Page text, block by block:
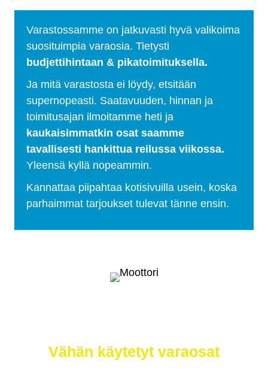
Varastossamme on jatkuvasti hyvä valikoima
suosituimpia varaosia. Tietysti
budjettihintaan & pikatoimituksella.
Ja mitä varastosta ei löydy, etsitään
supernopeasti. Saatavuuden, hinnan ja
toimitusajan ilmoitamme heti ja
kaukaisimmatkin osat saamme
tavallisesti hankittua reilussa viikossa.
Yleensä kyllä nopeammin.
Kannattaa piipahtaa kotisivuilla usein, koska
parhaimmat tarjoukset tulevat tänne ensin.
Vähän käytetyt varaosat